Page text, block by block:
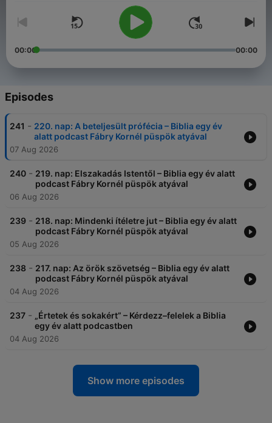
00:00 00:00
Episodes
241 - 220. nap: A beteljesült prófécia – Biblia egy év
alatt podcast Fábry Kornél püspök atyával
07 Aug 2026
240 - 219. nap: Elszakadás Istentől – Biblia egy év alatt
podcast Fábry Kornél püspök atyával
06 Aug 2026
239 - 218. nap: Mindenki ítéletre jut – Biblia egy év alatt
podcast Fábry Kornél püspök atyával
05 Aug 2026
238 - 217. nap: Az örök szövetség – Biblia egy év alatt
podcast Fábry Kornél püspök atyával
04 Aug 2026
237 - „Értetek és sokakért” – Kérdezz–felelek a Biblia
egy év alatt podcastben
04 Aug 2026
Show more episodes